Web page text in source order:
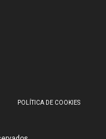
POLÍTICA DE COOKIES